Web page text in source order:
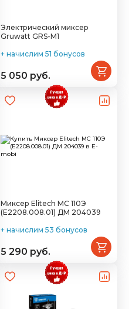
Электрический миксер
Gruwatt GRS-M1
+ начислим 51 бонусов
5 050 руб.
Миксер Elitech МС 110Э
(E2208.008.01) ДМ 204039
+ начислим 53 бонусов
5 290 руб.